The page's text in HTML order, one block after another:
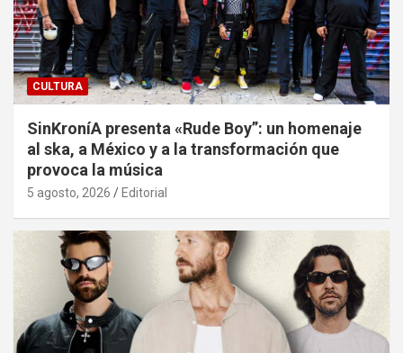
CULTURA
SinKroníA presenta «Rude Boy”: un homenaje
al ska, a México y a la transformación que
provoca la música
5 agosto, 2026 Editorial